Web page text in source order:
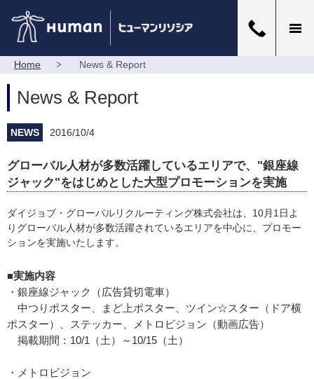
Home News & Report
News & Report
NEWS 2016/10/4
グローバル人材が多数活躍しているエリアで、"銀座線
ジャック"をはじめとした大型プロモーションを実施
ダイジョブ・グローバルリクルーティング株式会社は、10月1日よ
りグローバル人材が多数活躍されているエリアを中心に、プロモー
ションを実施いたします。
■実施内容
・銀座線ジャック（広告貸切電車）
中つりポスター、まど上ポスター、ツイン☆スター（ドア横
ポスター）、ステッカー、メトロビジョン（動画広告）
掲載期間：10/1（土）～10/15（土）
・メトロビジョン